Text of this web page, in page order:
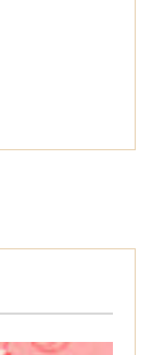
de poda:
tu